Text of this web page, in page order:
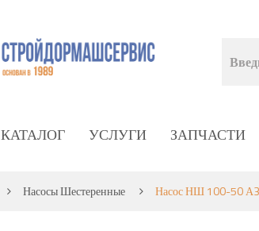
КАТАЛОГ УСЛУГИ ЗАПЧАСТИ
Насосы Шестеренные Насос НШ 100-50